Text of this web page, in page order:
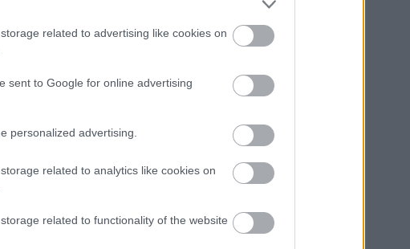
related to advertising like cookies on
sent to Google for online advertising
personalized advertising.
related to analytics like cookies on
related to functionality of the website
afrikai konyha
ázsiai konyha
baszk konyha
belgium
bocusedor
bocuse dor